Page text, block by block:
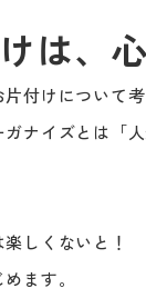
は、
付けについて考
ナイズとは「
しくないと！
ます。